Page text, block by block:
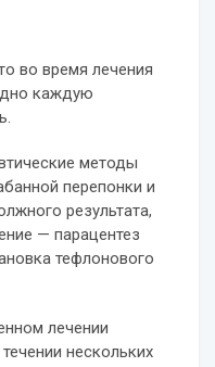
во время лечения
каждую
методы
перепонки и
результата,
— парацентез
тефлонового
лечении
нескольких